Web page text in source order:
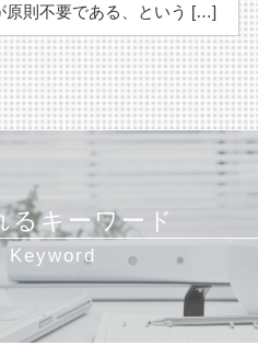
原則不要である、という […]
るキーワード
Keyword